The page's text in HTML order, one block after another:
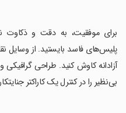
‏برای موفقیت، به دقت و ذکاوت
پلیس‌های فاسد بایستید. از وسایل
آزادانه کاوش کنید. طراحی گرافیکی
بی‌نظیر را در کنترل یک کاراکتر